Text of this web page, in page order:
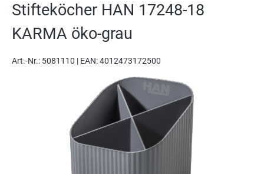
Stifteköcher HAN 17248-18
KARMA öko-grau
Art.-Nr.: 5081110 | EAN: 4012473172500